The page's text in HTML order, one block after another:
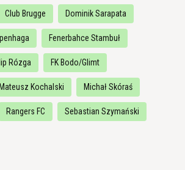
Club Brugge Dominik Sarapata
Fenerbahce Stambuł
Rózga FK Bodo/Glimt
Mateusz Kochalski Michał Skóraś
Rangers FC Sebastian Szymański